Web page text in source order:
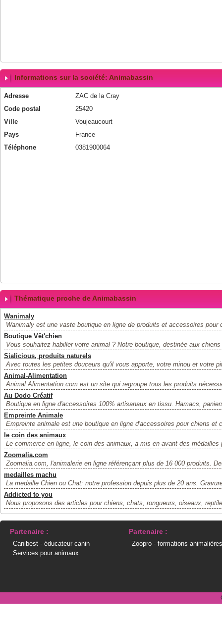
Informations sur la société: Animabassin
Adresse
ZAC de la Cray
Code postal
25420
Ville
Voujeaucourt
Pays
France
Téléphone
0381900064
Thématique proche de Animabassin
Wanimaly
Wanimaly est une vaste boutique en ligne de produits et accessoires pour
Boutique Vêt'chien
Vous souhaitez habiller votre animal ? Notre boutique, destinée aux
Sialicious, produits naturels
Avec toutes les petites douceurs qu'il vous apporte, votre minou et votre
Animal-Alimentation
Animal Alimentation.com est un site qui regroupe tous les produits
Au Dodo Créatif
Boutique en ligne d'accessoires 100% artisanaux en tissu. Hamacs,
Empreinte Animale
Empreinte animale est une boutique en ligne d'accessoires pour chiens et
le coin des animaux
Le commerce en ligne, le coin des animaux, a mis en avant des
Zoomalia.com
Zoomalia.com, l'animalerie en ligne référençant plus de 16 000 produits.
medailles machu
La medaille Chien ou Chat: notre profession depuis plus de 20 ans.
Addicted to you
Nous proposons des articles pour chiens, chats, rongueurs, oiseaux,
Partenaire :
Canibest - éducateur canin
Services pour animaux
Partenaire :
Zoopro - formations animalières